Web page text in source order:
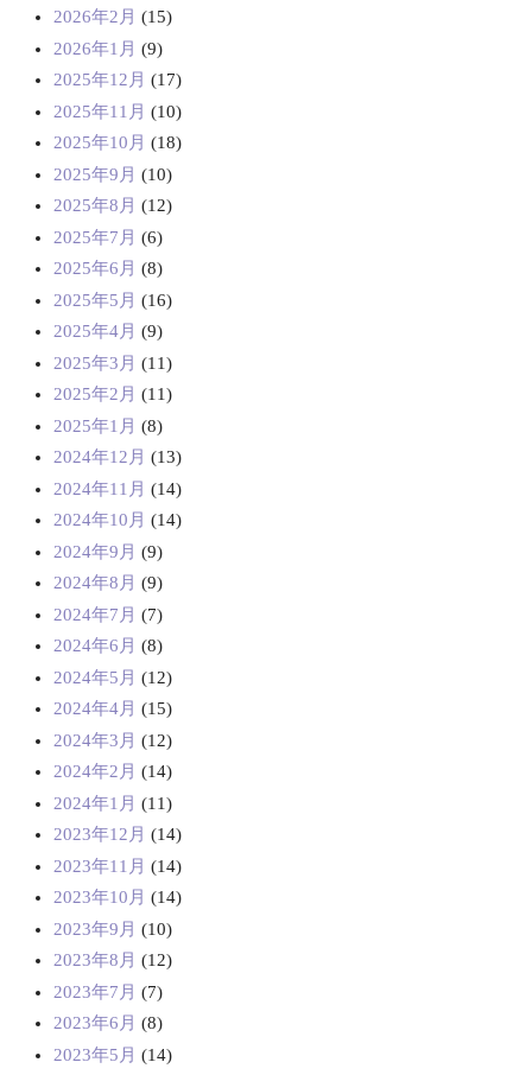
2026年2月 (15)
2026年1月 (9)
2025年12月 (17)
2025年11月 (10)
2025年10月 (18)
2025年9月 (10)
2025年8月 (12)
2025年7月 (6)
2025年6月 (8)
2025年5月 (16)
2025年4月 (9)
2025年3月 (11)
2025年2月 (11)
2025年1月 (8)
2024年12月 (13)
2024年11月 (14)
2024年10月 (14)
2024年9月 (9)
2024年8月 (9)
2024年7月 (7)
2024年6月 (8)
2024年5月 (12)
2024年4月 (15)
2024年3月 (12)
2024年2月 (14)
2024年1月 (11)
2023年12月 (14)
2023年11月 (14)
2023年10月 (14)
2023年9月 (10)
2023年8月 (12)
2023年7月 (7)
2023年6月 (8)
2023年5月 (14)